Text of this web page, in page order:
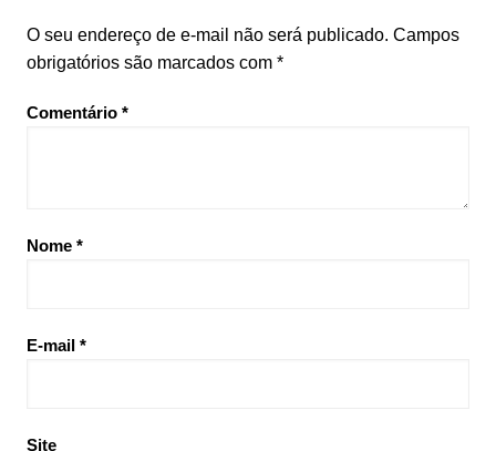
O seu endereço de e-mail não será publicado. Campos
obrigatórios são marcados com *
Comentário *
Nome *
E-mail *
Site